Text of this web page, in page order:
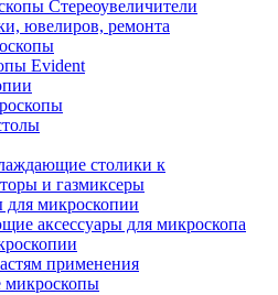
Стереоувеличители
ювелиров, ремонта
Evident
столики к
и газмиксеры
для микроскопии
аксессуары для микроскопа
применения
микроскопы